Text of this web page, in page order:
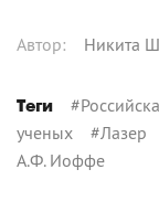
Автор: Никита
Теги #
ученых #Лазер
А.Ф. Иоффе